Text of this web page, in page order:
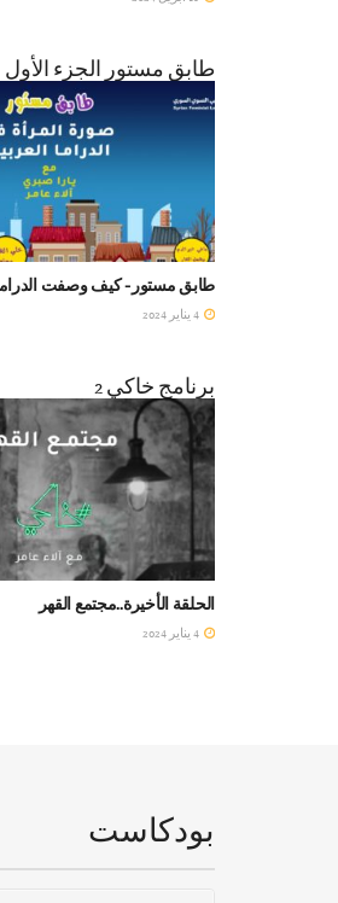
طابق مستور الجزء الأول
طابق مستور- كيف وصفت الدراما
برنامج خاكي 2
الحلقة الأخيرة..مجتمع القهر
بودكاست